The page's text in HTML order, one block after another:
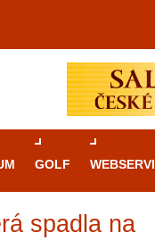
GOLF
spadla na
hrami v Brně: